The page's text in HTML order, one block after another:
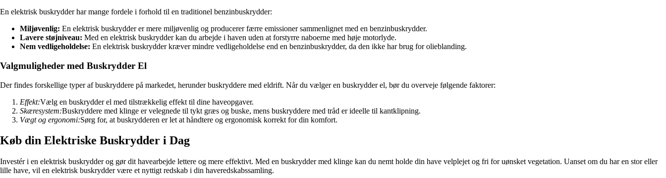
En elektrisk buskrydder har mange fordele i forhold til en traditionel benzinbuskrydder:
Miljøvenlig: En elektrisk buskrydder er mere miljøvenlig og producerer færre emissioner sammenlignet med en benzinbuskrydder.
Lavere støjniveau: Med en elektrisk buskrydder kan du arbejde i haven uden at forstyrre naboerne med høje motorlyde.
Nem vedligeholdelse: En elektrisk buskrydder kræver mindre vedligeholdelse end en benzinbuskrydder, da den ikke har brug for olieblanding.
Valgmuligheder med Buskrydder El
Der findes forskellige typer af buskryddere på markedet, herunder buskryddere med eldrift. Når du vælger en buskrydder el, bør du overveje følgende faktorer:
Effekt:Vælg en buskrydder el med tilstrækkelig effekt til dine haveopgaver.
Skæresystem:Buskryddere med klinge er velegnede til tykt græs og buske, mens buskryddere med tråd er ideelle til kantklipning.
Vægt og ergonomi:Sørg for, at buskrydderen er let at håndtere og ergonomisk korrekt for din komfort.
Køb din Elektriske Buskrydder i Dag
Investér i en elektrisk buskrydder og gør dit havearbejde lettere og mere effektivt. Med en buskrydder med klinge kan du nemt holde din have velplejet og fri for uønsket vegetation. Uanset om du har en stor eller
lille have, vil en elektrisk buskrydder være et nyttigt redskab i din haveredskabssamling.